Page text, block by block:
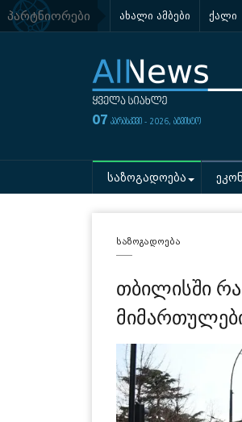
პარტნიორები ახალი ამბები ქალი
07 პარასკევი - 2026, აგვისტო
საზოგადოება
საზოგადოება
თბილისში